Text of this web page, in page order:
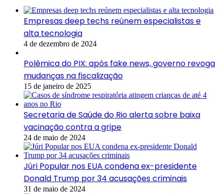
Empresas deep techs reúnem especialistas e
alta tecnologia
4 de dezembro de 2024
Polêmica do PIX: após fake news, governo revoga
mudanças na fiscalização
15 de janeiro de 2025
Secretaria de Saúde do Rio alerta sobre baixa
vacinação contra a gripe
24 de maio de 2024
Júri Popular nos EUA condena ex-presidente
Donald Trump por 34 acusações criminais
31 de maio de 2024